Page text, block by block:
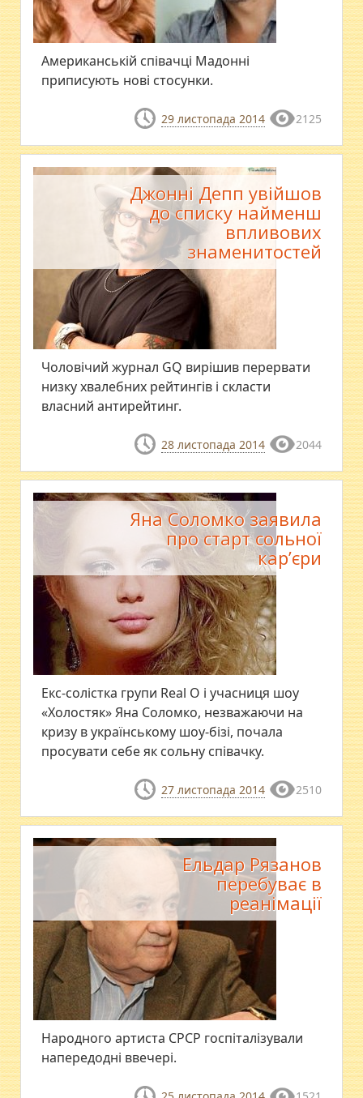
Американській співачці Мадонні
приписують нові стосунки.
29 листопада 2014 2125
Джонні Депп увійшов
до списку найменш
впливових
знаменитостей
Чоловічий журнал GQ вирішив перервати
низку хвалебних рейтингів і скласти
власний антирейтинг.
28 листопада 2014 2044
Яна Соломко заявила
про старт сольної
кар’єри
Екс-солістка групи Real O і учасниця шоу
«Холостяк» Яна Соломко, незважаючи на
кризу в українському шоу-бізі, почала
просувати себе як сольну співачку.
27 листопада 2014 2510
Ельдар Рязанов
перебуває в
реанімації
Народного артиста СРСР госпіталізували
напередодні ввечері.